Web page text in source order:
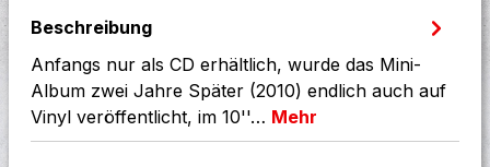
Beschreibung
Anfangs nur als CD erhältlich, wurde das Mini-
Album zwei Jahre Später (2010) endlich auch auf
Vinyl veröffentlicht, im 10''… Mehr